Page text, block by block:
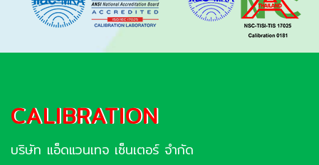
CALIBRATION
บริษัท แอ็ดแวนเทจ เซ็นเตอร์ จำกัด